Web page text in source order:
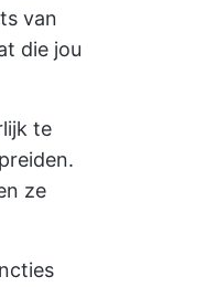
van
die jou
te
ze